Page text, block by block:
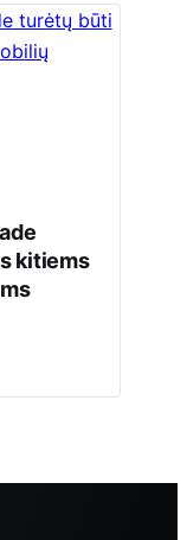
kitiems